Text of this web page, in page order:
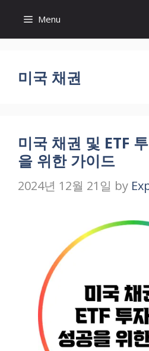
content
Menu
미국 채권
미국 채권 및 ETF
을 위한 가이드
2024년 12월 21일 by